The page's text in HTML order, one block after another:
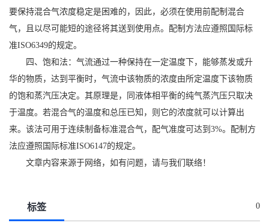
要保持混合气浓度稳定是困难的，因此，必须在使用前配制混合
气，且以尽可能短的途径将其送到使用点。配制方法应遵照国际标
准ISO6349的规定。
四、饱和法：气流通过一种保持在一定温度下，能够蒸发或升
华的物质，达到平衡时，气流中该物质的浓度由所定温度下该物质
的饱和蒸汽压决定。其原理是，同液体相平衡的纯气蒸汽压只取决
于温度。若混合气的温度和总压已知，则它的浓度就可以计算出
来。该法可用于连续制备标准混合气，配气准度可达到3%。配制方
法应遵照国际标准ISO6147的规定。
文章内容来源于网络，如有问题，请与我们联络！
标签 0